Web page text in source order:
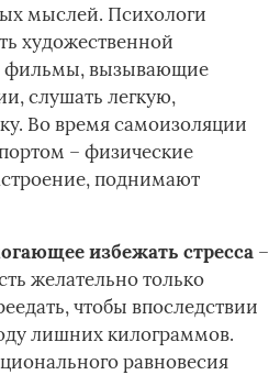
мыслей. Психологи
художественной
фильмы, вызывающие
слушать легкую,
Во время самоизоляции
– физические
поднимают
избежать стресса –
желательно только
чтобы впоследствии
лишних килограммов.
равновесия